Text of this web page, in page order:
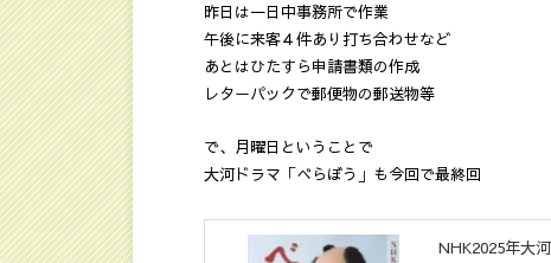
昨日は一日中事務所で作業
午後に来客４件あり打ち合わせなど
あとはひたすら申請書類の作成
レターパックで郵便物の郵送物等
で、月曜日ということで
大河ドラマ「べらぼう」も今回で最終回
NHK2025年大